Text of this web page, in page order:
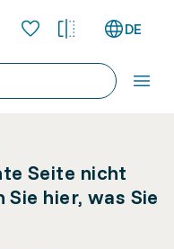
DE
Seite nicht
hier, was Sie